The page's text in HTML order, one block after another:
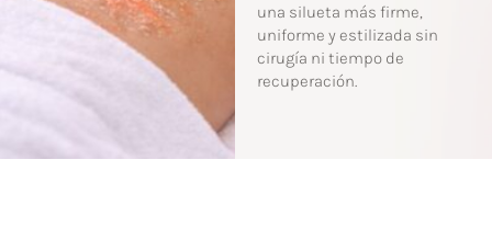
una silueta más firme,
uniforme y estilizada sin
cirugía ni tiempo de
recuperación.